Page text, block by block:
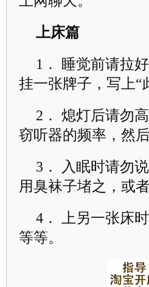
上床篇
1． 睡觉前请拉
挂一张牌子，写上“
2． 熄灯后请勿
窃听器的频率，然
3． 入眠时请勿
用臭袜子堵之，或
4． 上另一张床
等等。